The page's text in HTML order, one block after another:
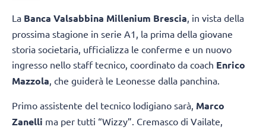
La Banca Valsabbina Millenium Brescia, in vista della
prossima stagione in serie A1, la prima della giovane
storia societaria, ufficializza le conferme e un nuovo
ingresso nello staff tecnico, coordinato da coach Enrico
Mazzola, che guiderà le Leonesse dalla panchina.
Primo assistente del tecnico lodigiano sarà, Marco
Zanelli ma per tutti “Wizzy”. Cremasco di Vailate,